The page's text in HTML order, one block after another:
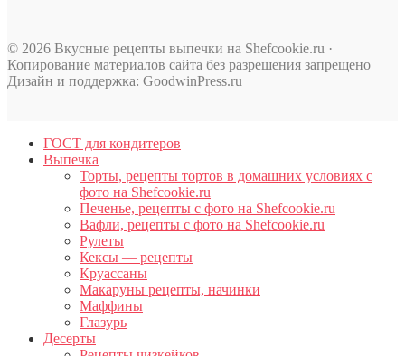
© 2026 Вкусные рецепты выпечки на Shefcookie.ru ·
Копирование материалов сайта без разрешения запрещено
Дизайн и поддержка: GoodwinPress.ru
ГОСТ для кондитеров
Выпечка
Торты, рецепты тортов в домашних условиях с
фото на Shefcookie.ru
Печенье, рецепты с фото на Shefcookie.ru
Вафли, рецепты с фото на Shefcookie.ru
Рулеты
Кексы — рецепты
Круассаны
Макаруны рецепты, начинки
Маффины
Глазурь
Десерты